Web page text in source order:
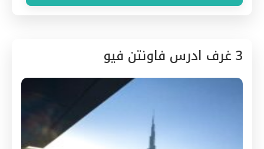
3 غرف ادرس فاونتن فيو